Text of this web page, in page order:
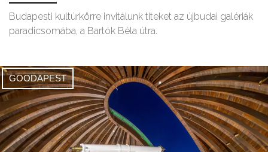
Budapesti kultúrkörre invitálunk titeket az újbudai galériák
paradicsomába, a Bartók Béla útra.
GOODAPEST